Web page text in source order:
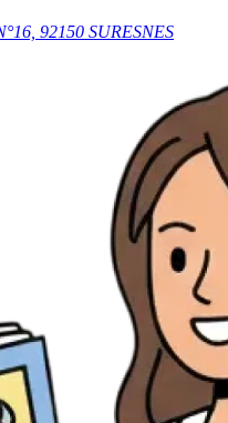
92150 SURESNES